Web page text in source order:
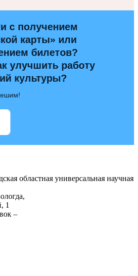
с получением
карты» или
билетов?
улучшить работу
культуры?
областная универсальная научная
1
–